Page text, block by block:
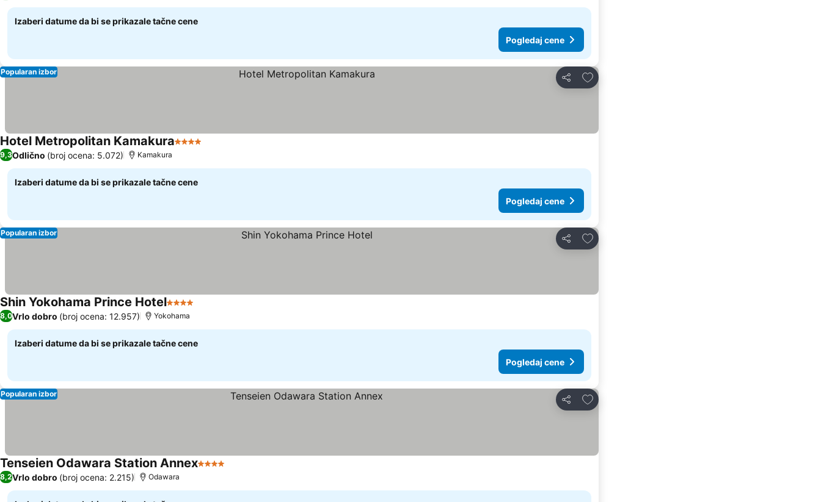
Izaberi datume da bi se prikazale tačne cene
Pogledaj cene
Deli
Dodati u favorite
Popularan izbor
Hotel Metropolitan Kamakura4 Zvezdice
9,3Odlično (broj ocena: 5.072) Kamakura
Izaberi datume da bi se prikazale tačne cene
Pogledaj cene
Deli
Dodati u favorite
Popularan izbor
Shin Yokohama Prince Hotel4 Zvezdice
8,0Vrlo dobro (broj ocena: 12.957) Yokohama
Izaberi datume da bi se prikazale tačne cene
Pogledaj cene
Deli
Dodati u favorite
Popularan izbor
Tenseien Odawara Station Annex4 Zvezdice
8,2Vrlo dobro (broj ocena: 2.215) Odawara